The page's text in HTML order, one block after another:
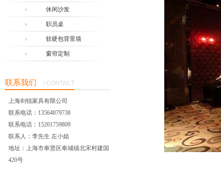
休闲沙发
职员桌
软硬包背景墙
窗帘定制
联系我们 / CONTACT
上海剑锐家具有限公司
联系电话：13564879738
联系电话：15201759809
联系人：李先生 左小姐
地址：上海市奉贤区奉城镇北宋村建国
420号